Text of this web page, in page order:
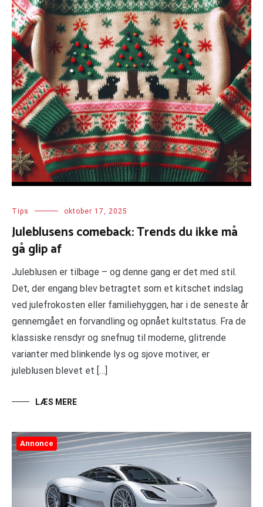
Tips oktober 17, 2025
Juleblusens comeback: Trends du ikke må
gå glip af
Juleblusen er tilbage – og denne gang er det med stil.
Det, der engang blev betragtet som et kitschet indslag
ved julefrokosten eller familiehyggen, har i de seneste år
gennemgået en forvandling og opnået kultstatus. Fra de
klassiske rensdyr og snefnug til moderne, glitrende
varianter med blinkende lys og sjove motiver, er
juleblusen blevet et […]
LÆS MERE
Annonce